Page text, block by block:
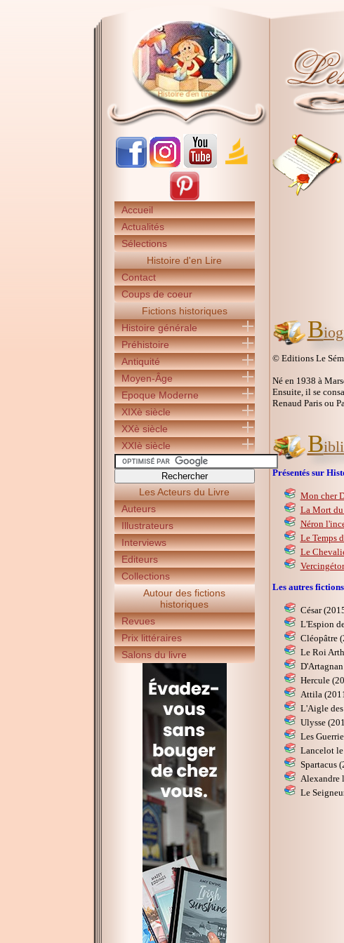
Accueil
Actualités
Sélections
Histoire d'en Lire
Contact
Coups de coeur
Fictions historiques
Histoire générale
Préhistoire
Antiquité
Moyen-Âge
Epoque Moderne
XIXè siècle
XXè siècle
XXIè siècle
Les Acteurs du Livre
Auteurs
Illustrateurs
Interviews
Editeurs
Collections
Autour des fictions
historiques
Revues
Prix littéraires
Salons du livre
B
© Editions Le
Né en 1938 à
Ensuite, il se
Renaud Paris ou
B
Présentés sur
Mon cher
La Mort
Néron
Le Temps
Le
Les autres
César
L'Espion
Cléopâtre
Le Roi
Hercule
Attila
L'Aigle
Ulysse
Les
Lancelot
Spartacus
Alexandre
Le